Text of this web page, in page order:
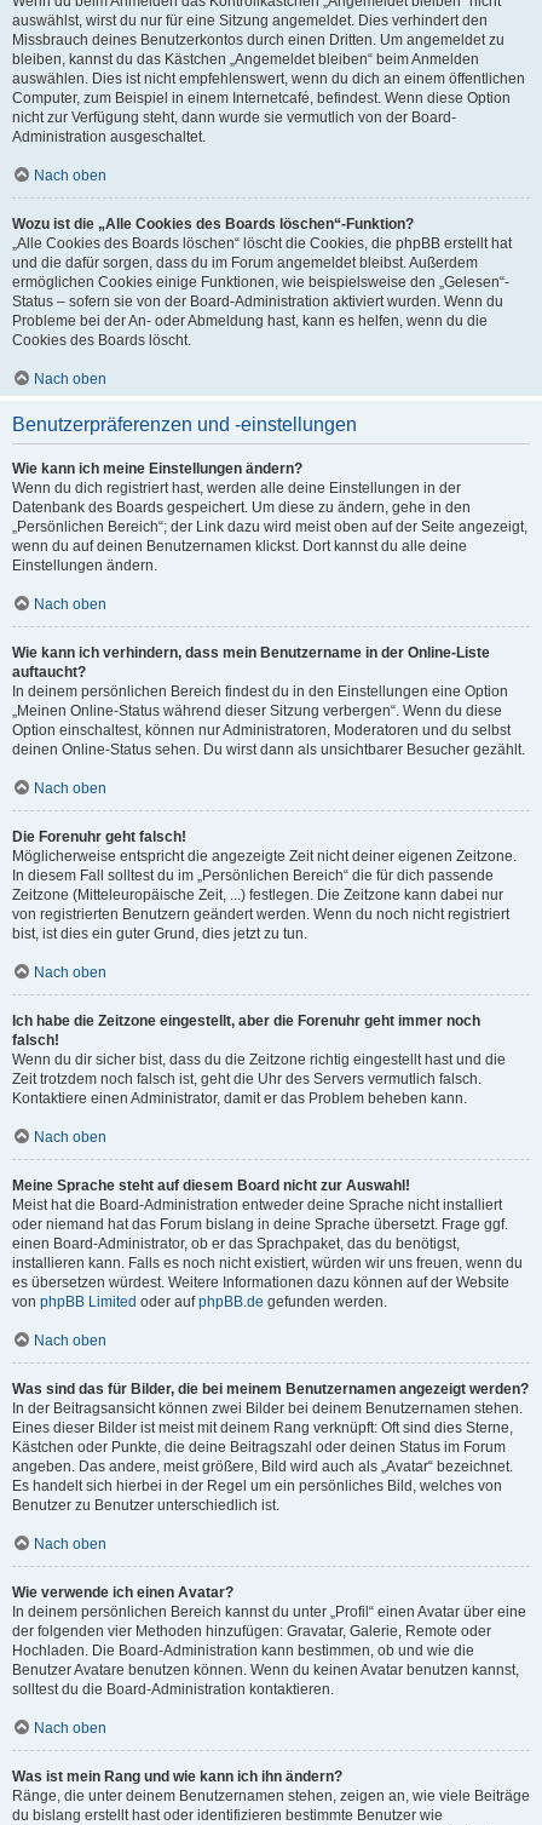
auswählst, wirst du nur für eine Sitzung angemeldet. Dies verhindert den
Missbrauch deines Benutzerkontos durch einen Dritten. Um angemeldet zu
bleiben, kannst du das Kästchen „Angemeldet bleiben“ beim Anmelden
auswählen. Dies ist nicht empfehlenswert, wenn du dich an einem öffentlichen
Computer, zum Beispiel in einem Internetcafé, befindest. Wenn diese Option
nicht zur Verfügung steht, dann wurde sie vermutlich von der Board-
Administration ausgeschaltet.
Nach oben
Wozu ist die „Alle Cookies des Boards löschen“-Funktion?
„Alle Cookies des Boards löschen“ löscht die Cookies, die phpBB erstellt hat
und die dafür sorgen, dass du im Forum angemeldet bleibst. Außerdem
ermöglichen Cookies einige Funktionen, wie beispielsweise den „Gelesen“-
Status – sofern sie von der Board-Administration aktiviert wurden. Wenn du
Probleme bei der An- oder Abmeldung hast, kann es helfen, wenn du die
Cookies des Boards löscht.
Nach oben
Benutzerpräferenzen und -einstellungen
Wie kann ich meine Einstellungen ändern?
Wenn du dich registriert hast, werden alle deine Einstellungen in der
Datenbank des Boards gespeichert. Um diese zu ändern, gehe in den
„Persönlichen Bereich“; der Link dazu wird meist oben auf der Seite angezeigt,
wenn du auf deinen Benutzernamen klickst. Dort kannst du alle deine
Einstellungen ändern.
Nach oben
Wie kann ich verhindern, dass mein Benutzername in der Online-Liste
auftaucht?
In deinem persönlichen Bereich findest du in den Einstellungen eine Option
„Meinen Online-Status während dieser Sitzung verbergen“. Wenn du diese
Option einschaltest, können nur Administratoren, Moderatoren und du selbst
deinen Online-Status sehen. Du wirst dann als unsichtbarer Besucher gezählt.
Nach oben
Die Forenuhr geht falsch!
Möglicherweise entspricht die angezeigte Zeit nicht deiner eigenen Zeitzone.
In diesem Fall solltest du im „Persönlichen Bereich“ die für dich passende
Zeitzone (Mitteleuropäische Zeit, ...) festlegen. Die Zeitzone kann dabei nur
von registrierten Benutzern geändert werden. Wenn du noch nicht registriert
bist, ist dies ein guter Grund, dies jetzt zu tun.
Nach oben
Ich habe die Zeitzone eingestellt, aber die Forenuhr geht immer noch
falsch!
Wenn du dir sicher bist, dass du die Zeitzone richtig eingestellt hast und die
Zeit trotzdem noch falsch ist, geht die Uhr des Servers vermutlich falsch.
Kontaktiere einen Administrator, damit er das Problem beheben kann.
Nach oben
Meine Sprache steht auf diesem Board nicht zur Auswahl!
Meist hat die Board-Administration entweder deine Sprache nicht installiert
oder niemand hat das Forum bislang in deine Sprache übersetzt. Frage ggf.
einen Board-Administrator, ob er das Sprachpaket, das du benötigst,
installieren kann. Falls es noch nicht existiert, würden wir uns freuen, wenn du
es übersetzen würdest. Weitere Informationen dazu können auf der Website
von phpBB Limited oder aufphpBB.de gefunden werden.
Nach oben
Was sind das für Bilder, die bei meinem Benutzernamen angezeigt werden?
In der Beitragsansicht können zwei Bilder bei deinem Benutzernamen stehen.
Eines dieser Bilder ist meist mit deinem Rang verknüpft: Oft sind dies Sterne,
Kästchen oder Punkte, die deine Beitragszahl oder deinen Status im Forum
angeben. Das andere, meist größere, Bild wird auch als „Avatar“ bezeichnet.
Es handelt sich hierbei in der Regel um ein persönliches Bild, welches von
Benutzer zu Benutzer unterschiedlich ist.
Nach oben
Wie verwende ich einen Avatar?
In deinem persönlichen Bereich kannst du unter „Profil“ einen Avatar über eine
der folgenden vier Methoden hinzufügen: Gravatar, Galerie, Remote oder
Hochladen. Die Board-Administration kann bestimmen, ob und wie die
Benutzer Avatare benutzen können. Wenn du keinen Avatar benutzen kannst,
solltest du die Board-Administration kontaktieren.
Nach oben
Was ist mein Rang und wie kann ich ihn ändern?
Ränge, die unter deinem Benutzernamen stehen, zeigen an, wie viele Beiträge
du bislang erstellt hast oder identifizieren bestimmte Benutzer wie